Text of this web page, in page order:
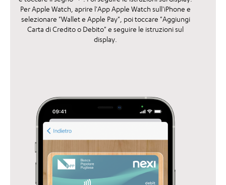
Per Apple Watch, aprire l'App Apple Watch sull'iPhone e
selezionare "Wallet e Apple Pay", poi toccare "Aggiungi
Carta di Credito o Debito" e seguire le istruzioni sul
display.